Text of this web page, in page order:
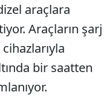
araçlara
Araçların şarj
bir saatten